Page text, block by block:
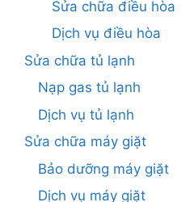
Sửa chữa điều hòa
Dịch vụ điều hòa
Sửa chữa tủ lạnh
Nạp gas tủ lạnh
Dịch vụ tủ lạnh
Sửa chữa máy giặt
Bảo dưỡng máy giặt
Dịch vụ máy giặt